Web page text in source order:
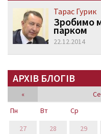
Тарас Гурик
Зробимо
парком
22.12.2014
АРХІВ БЛОГІВ
«
Пн
Вт Ср
27
28 29